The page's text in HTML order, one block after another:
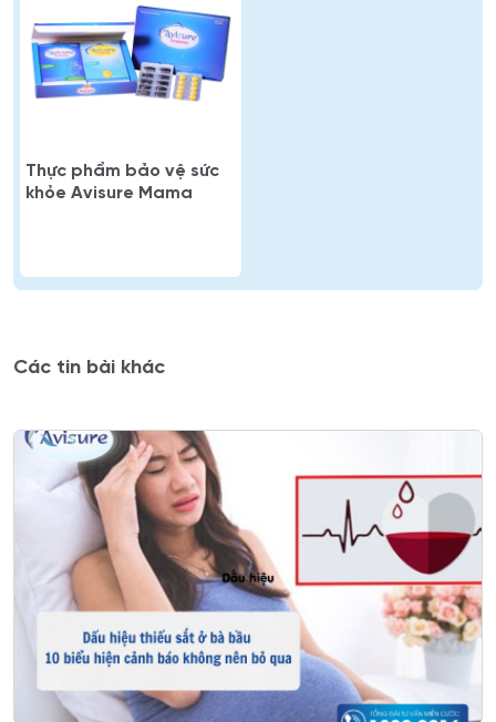
Thực phẩm bảo vệ sức
khỏe Avisure Mama
Các tin bài khác